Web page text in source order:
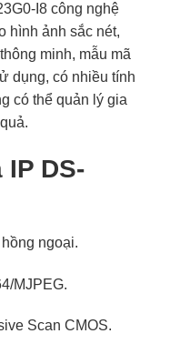
I8 công nghệ
hình ảnh sắc nét,
minh, mẫu mã
dụng, có nhiều tính
có thể quản lý gia
DS-
hồng ngoại.
MJPEG.
Scan CMOS.